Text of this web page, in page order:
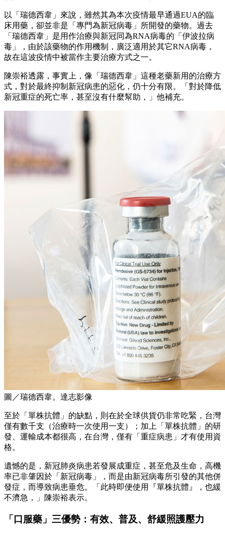
以「瑞德西韋」來說，雖然其為本次疫情最早通過EUA的臨
床用藥，卻並非是「專門為新冠病毒」所開發的藥物。過去
「瑞德西韋」是用作治療與新冠同為RNA病毒的「伊波拉病
毒」，由於該藥物的作用機制，廣泛適用於其它RNA病毒，
故在這波疫情中被當作主要治療方式之一。
陳崇裕透露，事實上，像「瑞德西韋」這種老藥新用的治療方
式，對於最終抑制新冠病患的惡化，仍十分有限。「對於降低
新冠重症的死亡率，甚至沒有什麼幫助，」他補充。
圖／瑞德西韋。達志影像
至於「單株抗體」的缺點，則在於全球供貨仍非常吃緊，台灣
僅有數千支（治療時一次使用一支）；加上「單株抗體」的研
發、運輸成本都很高，在台灣，僅有「重症病患」才有使用資
格。
遺憾的是，新冠肺炎病患若發展成重症，甚至危及生命，高機
率已非肇因於「新冠病毒」，而是由新冠病毒所引發的其他併
發症，而導致病患垂危。「此時即便使用『單株抗體』，也緩
不濟急，」陳崇裕表示。
「口服藥」三優勢：有效、普及、舒緩照護壓力